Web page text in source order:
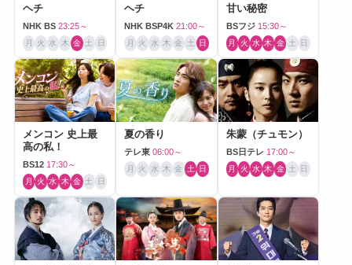
ヘチ
NHK BS 23:25～
月 火 水 木 金 土 日
ヘチ
NHK BSP4K 21:00～
月 火 水 木 金 土 日
甘い秘密
BSフジ 15:30～
月 火 水 木 金 土 日
メンコン 史上最
高の私！
BS12 17:30～
月 火 水 木 金 土 日
夏の香り
テレ東 06:00～
月 火 水 木 金 土 日
朱蒙（チュモン）
BS日テレ 17:00～
月 火 水 木 金 土 日